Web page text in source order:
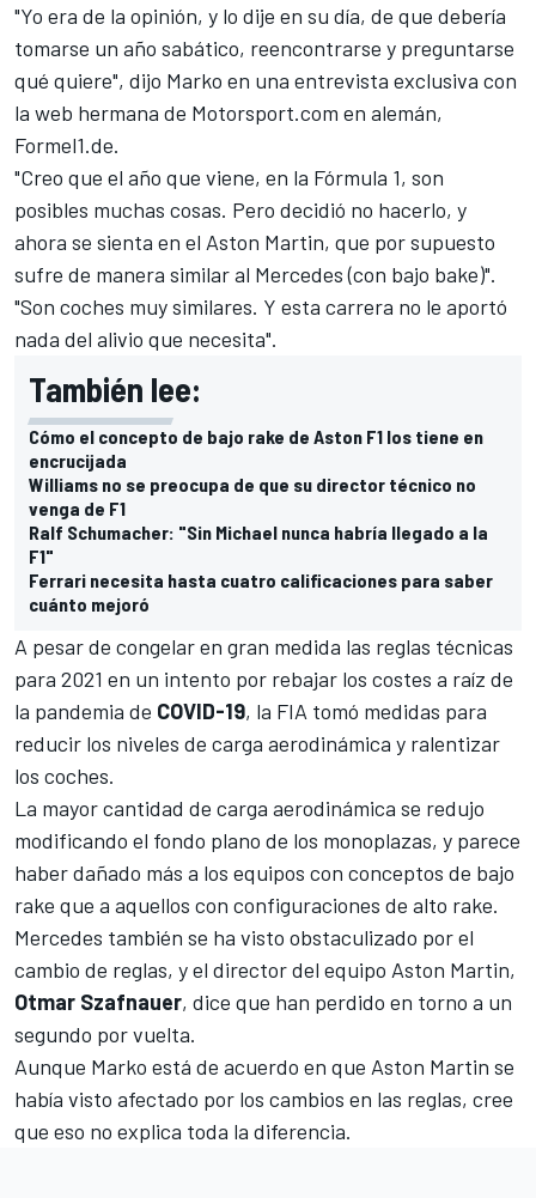
"Yo era de la opinión, y lo dije en su día, de que debería
tomarse un año sabático, reencontrarse y preguntarse
qué quiere", dijo Marko en una entrevista exclusiva con
la web hermana de Motorsport.com en alemán,
Formel1.de.
"Creo que el año que viene, en la Fórmula 1, son
posibles muchas cosas. Pero decidió no hacerlo, y
ahora se sienta en el Aston Martin, que por supuesto
sufre de manera similar al Mercedes (con bajo bake)".
"Son coches muy similares. Y esta carrera no le aportó
nada del alivio que necesita".
También lee:
Cómo el concepto de bajo rake de Aston F1 los tiene en
encrucijada
Williams no se preocupa de que su director técnico no
venga de F1
Ralf Schumacher: "Sin Michael nunca habría llegado a la
F1"
Ferrari necesita hasta cuatro calificaciones para saber
cuánto mejoró
A pesar de congelar en gran medida las reglas técnicas
para 2021 en un intento por rebajar los costes a raíz de
la pandemia de COVID-19, la FIA tomó medidas para
reducir los niveles de carga aerodinámica y ralentizar
los coches.
La mayor cantidad de carga aerodinámica se redujo
modificando el fondo plano de los monoplazas, y parece
haber dañado más a los equipos con conceptos de bajo
rake que a aquellos con configuraciones de alto rake.
Mercedes también se ha visto obstaculizado por el
cambio de reglas, y el director del equipo Aston Martin,
Otmar Szafnauer, dice que han perdido en torno a un
segundo por vuelta.
Aunque Marko está de acuerdo en que Aston Martin se
había visto afectado por los cambios en las reglas, cree
que eso no explica toda la diferencia.